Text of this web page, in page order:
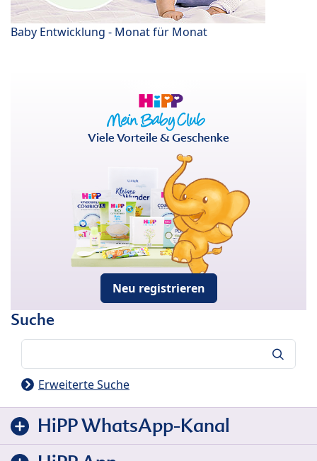
Baby Entwicklung - Monat für Monat
Viele Vorteile & Geschenke
Neu registrieren
Suche
Erweiterte Suche
HiPP WhatsApp-Kanal